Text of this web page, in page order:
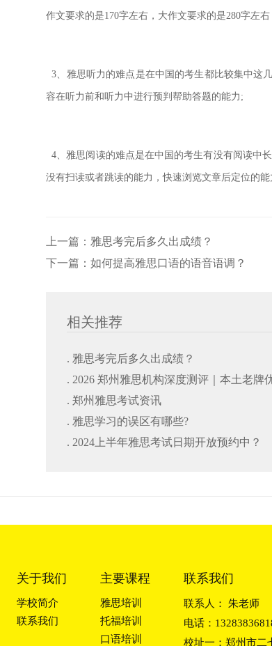
作文要求的是170字左右，大作文要求的是280字左
3、雅思听力的难点是在中国的考生都比较集中这
容在听力前和听力中进行预判帮助答题的能力;
4、雅思阅读的难点是在中国的考生有没有阅读中
没有扫读或者跳读的能力，快速浏览文章后定位的能
上一篇： 雅思考完后多久出成绩？
下一篇： 如何提高雅思口语的语音语调？
相关推荐
. 雅思考完后多久出成绩？
. 2026 郑州雅思机构深度测评｜本土老牌
避坑干货指南
. 郑州雅思考试资讯
. 雅思学习的误区有哪些?
. 2024上半年雅思考试日期开放预约中？
关于我们
学校简介
联系我们
主要课程
雅思培训
托福培训
口语培训
联系我们
联系人： 朱老师
电话：
校址一：郑州市二